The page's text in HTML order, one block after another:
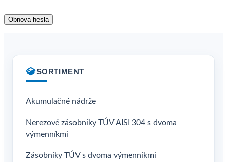
Obnova hesla
SORTIMENT
Akumulačné nádrže
Nerezové zásobníky TÚV AISI 304 s dvoma
výmenníkmi
Zásobníky TÚV s dvoma výmenníkmi